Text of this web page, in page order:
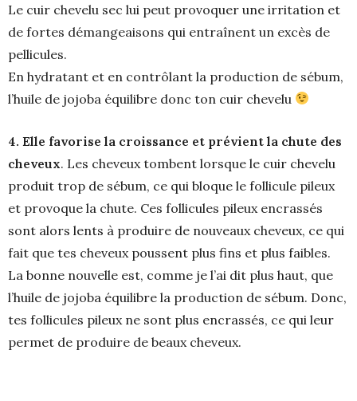
Le cuir chevelu sec lui peut provoquer une irritation et
de fortes démangeaisons qui entraînent un excès de
pellicules.
En hydratant et en contrôlant la production de sébum,
l’huile de jojoba équilibre donc ton cuir chevelu
4. Elle favorise la croissance et prévient la chute des
cheveux. Les cheveux tombent lorsque le cuir chevelu
produit trop de sébum, ce qui bloque le follicule pileux
et provoque la chute. Ces follicules pileux encrassés
sont alors lents à produire de nouveaux cheveux, ce qui
fait que tes cheveux poussent plus fins et plus faibles.
La bonne nouvelle est, comme je l’ai dit plus haut, que
l’huile de jojoba équilibre la production de sébum. Donc,
tes follicules pileux ne sont plus encrassés, ce qui leur
permet de produire de beaux cheveux.